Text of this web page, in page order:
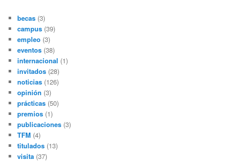
becas (3)
campus (39)
empleo (3)
eventos (38)
internacional (1)
invitados (28)
noticias (126)
opinión (3)
prácticas (50)
premios (1)
publicaciones (3)
TFM (4)
titulados (13)
visita (37)